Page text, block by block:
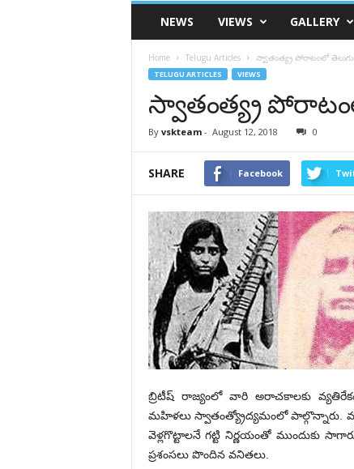
VSK
TelanganaNEWS VIEWS GALLERY
Home Telugu Articles స్వాతంత్య్ర పోరాటంలో
TELUGU ARTICLES VIEWS
స్వాతంత్య్ర
By vskteam- August 12, 2018 0
SHARE Facebook
బ్రిటీష్‌ రాజ్యంలో వారి అరాచకాలకు
మహిళలు స్వాతంత్య్రోద్యమంలో పాల్గొన్నారు.
వెళ్లగొట్టాలనే గట్టి నిర్ణయంతో ముందుకు
ప్రశంసలు పొందిన వనితలు.